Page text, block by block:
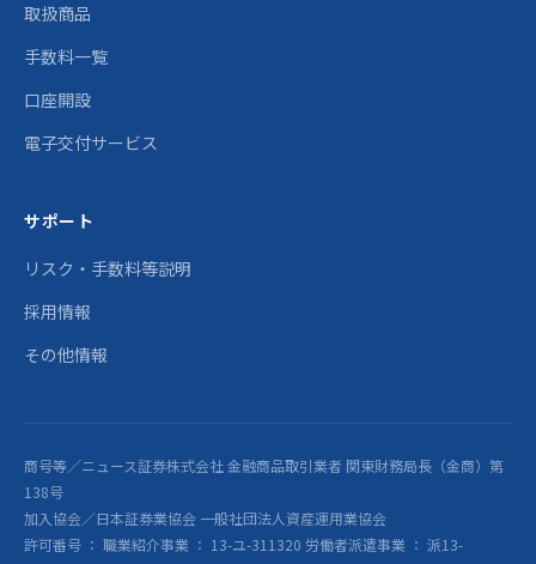
取扱商品
手数料一覧
口座開設
電子交付サービス
サポート
リスク・手数料等説明
採用情報
その他情報
商号等／ニュース証券株式会社 金融商品取引業者 関東財務局長（金商）第
138号
加入協会／日本証券業協会 一般社団法人資産運用業協会
許可番号 ： 職業紹介事業 ： 13-ユ-311320 労働者派遣事業 ： 派13-